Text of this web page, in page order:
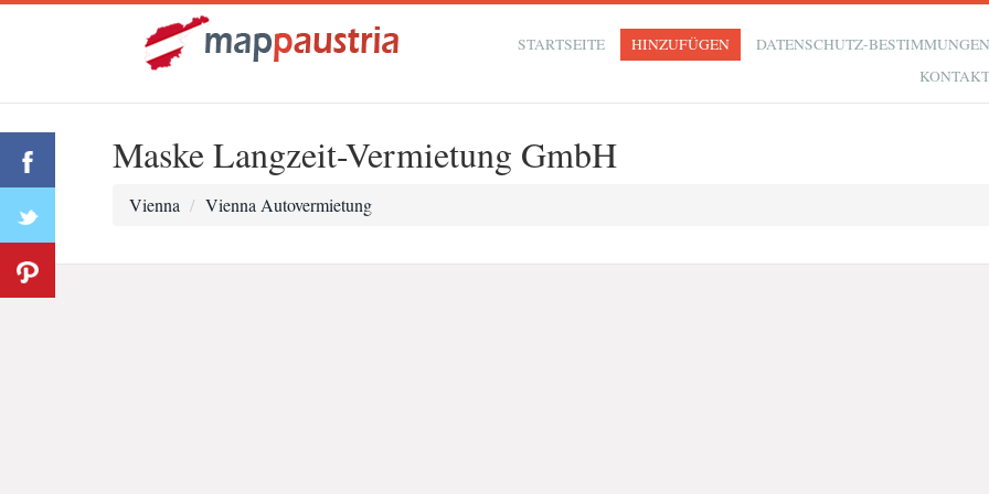
STARTSEITE HINZUFÜGEN
DATENSCHUTZ-
Maske Langzeit-Vermietung GmbH
Vienna Vienna Autovermietung